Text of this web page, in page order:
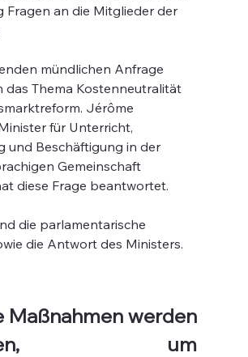
Fragen an die Mitglieder der
mündlichen Anfrage
das Thema Kostenneutralität
. Jérôme
für Unterricht,
und Beschäftigung in der
Gemeinschaft
diese Frage beantwortet.
die parlamentarische
die Antwort des Ministers.
Maßnahmen werden
um